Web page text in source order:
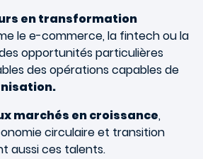
en transformation
le e-commerce, la fintech ou la
opportunités particulières
des opérations capables de
marchés en croissance,
circulaire et transition
aussi ces talents.